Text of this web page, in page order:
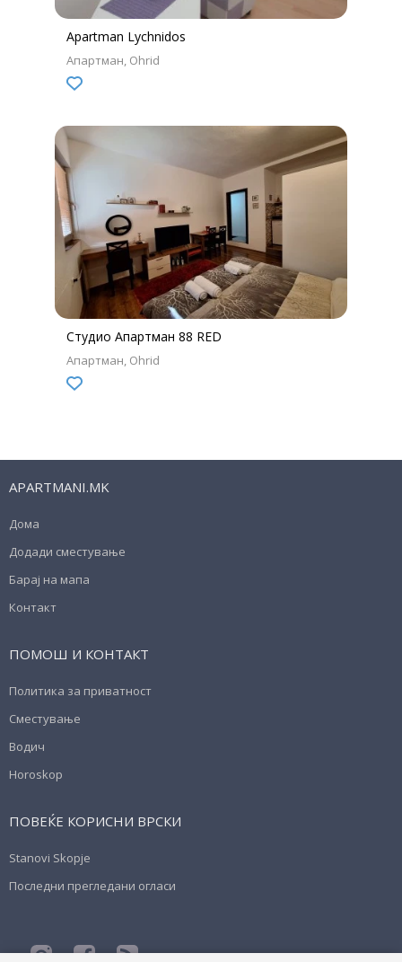
Apartman Lychnidos
Апартман Ohrid
Студио Апартман 88 RED
Апартман Ohrid
APARTMANI.MK
Дома
Додади сместување
Барај на мапа
Контакт
ПОМОШ И КОНТАКТ
Политика за приватност
Сместување
Водич
Horoskop
ПОВЕЌЕ КОРИСНИ ВРСКИ
Stanovi Skopje
Последни прегледани огласи